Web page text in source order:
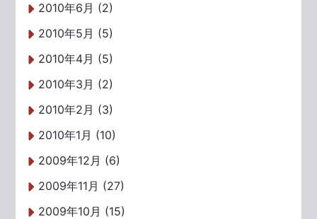
2010年6月 (2)
2010年5月 (5)
2010年4月 (5)
2010年3月 (2)
2010年2月 (3)
2010年1月 (10)
2009年12月 (6)
2009年11月 (27)
2009年10月 (15)